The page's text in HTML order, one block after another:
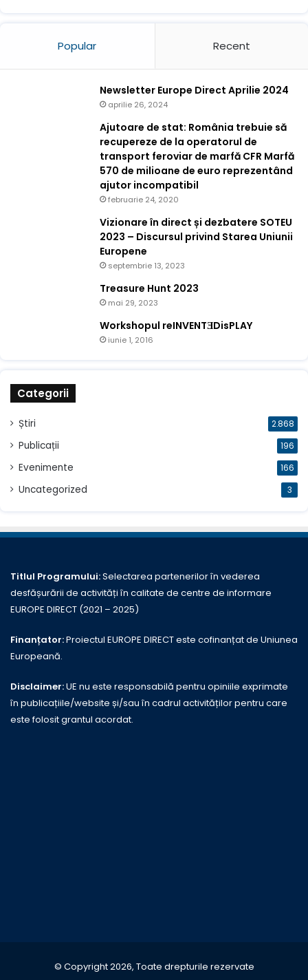
Popular Recent
Newsletter Europe Direct Aprilie 2024
aprilie 26, 2024
Ajutoare de stat: România trebuie să
recupereze de la operatorul de
transport feroviar de marfă CFR Marfă
570 de milioane de euro reprezentând
ajutor incompatibil
februarie 24, 2020
Vizionare în direct și dezbatere SOTEU
2023 – Discursul privind Starea Uniunii
Europene
septembrie 13, 2023
Treasure Hunt 2023
mai 29, 2023
Workshopul reINVENTƎDisPLAY
iunie 1, 2016
Categorii
Știri 2.868
Publicații 196
Evenimente 166
Uncategorized 3
Titlul Programului:Selectarea partenerilor în vederea
desfășurării de activități în calitate de centre de informare
EUROPE DIRECT (2021 – 2025)
Finanțator:Proiectul EUROPE DIRECT este cofinanțat de Uniunea
Europeană.
Disclaimer:UE nu este responsabilă pentru opiniile exprimate
în publicațiile/website și/sau în cadrul activităților pentru care
este folosit grantul acordat.
© Copyright 2026, Toate drepturile rezervate